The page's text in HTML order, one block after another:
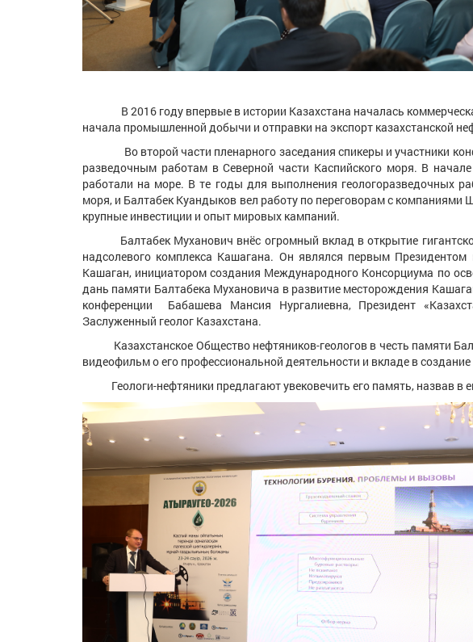
В 2016 году впервые в истории Казахстана началась
начала промышленной добычи и отправки на экспорт казахстанской
Во второй части пленарного заседания спикеры и участники
разведочным работам в Северной части Каспийского моря. В
работали на море. В те годы для выполнения геологоразведочных
моря, и Балтабек Куандыков вел работу по переговорам с
крупные инвестиции и опыт мировых кампаний.
Балтабек Муханович внёс огромный вклад в открытие
надсолевого комплекса Кашагана. Он являлся первым Президентом
Кашаган, инициатором создания Международного Консорциума по
дань памяти Балтабека Мухановича в развитие месторождения
конференции Бабашева Мансия Нургалиевна, Президент
Заслуженный геолог Казахстана.
Казахстанское Общество нефтяников-геологов в честь памяти
видеофильм о его профессиональной деятельности и вкладе в
Геологи-нефтяники предлагают увековечить его память, назвав в